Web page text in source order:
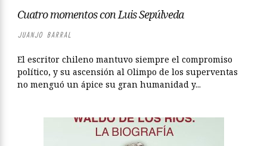
Cuatro momentos con Luis Sepúlveda
JUANJO BARRAL
El escritor chileno mantuvo siempre el compromiso
político, y su ascensión al Olimpo de los superventas
no menguó un ápice su gran humanidad y...